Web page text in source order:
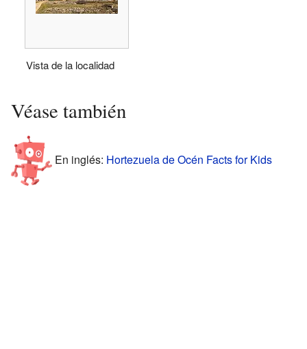
Vista de la localidad
Véase también
En inglés: Hortezuela de Océn Facts for Kids